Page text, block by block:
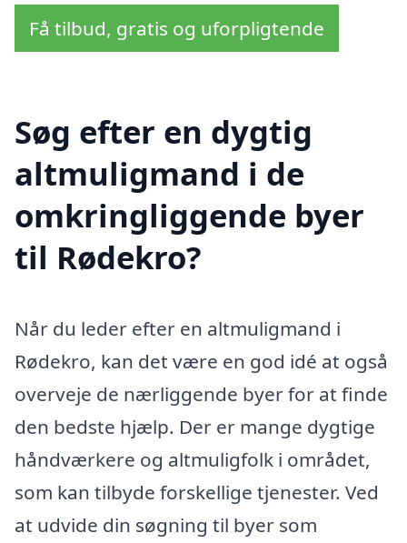
Få tilbud, gratis og uforpligtende
Søg efter en dygtig
altmuligmand i de
omkringliggende byer
til Rødekro?
Når du leder efter en altmuligmand i
Rødekro, kan det være en god idé at også
overveje de nærliggende byer for at finde
den bedste hjælp. Der er mange dygtige
håndværkere og altmuligfolk i området,
som kan tilbyde forskellige tjenester. Ved
at udvide din søgning til byer som